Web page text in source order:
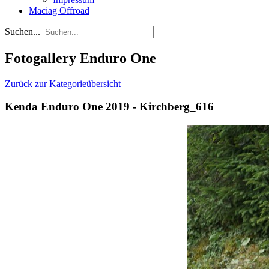
Maciag Offroad
Suchen...
Fotogallery Enduro One
Zurück zur Kategorieübersicht
Kenda Enduro One 2019 - Kirchberg_616